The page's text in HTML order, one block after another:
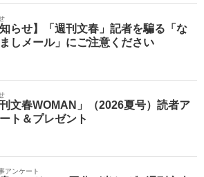
知らせ】「週刊文春」記者を騙る「な
しメール」にご注意ください
刊文春WOMAN」（2026夏号）読者ア
ト＆プレゼント
アンケート